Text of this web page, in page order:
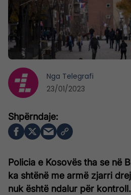
Policia e Kosovës tha se në
ka shtënë me armë zjarri
nuk është ndalur për
Nga Telegrafi
23/01/2023